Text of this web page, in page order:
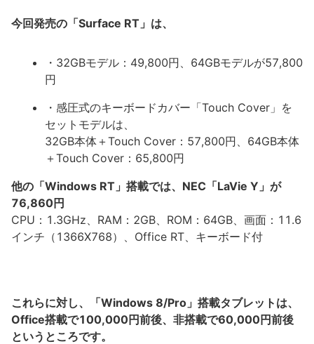
今回発売の「Surface RT」は、
・32GBモデル：49,800円、64GBモデルが57,800
円
・感圧式のキーボードカバー「Touch Cover」を
セットモデルは、
32GB本体＋Touch Cover：57,800円、64GB本体
＋Touch Cover：65,800円
他の「Windows RT」搭載では、NEC「LaVie Y」が
76,860円
CPU：1.3GHz、RAM：2GB、ROM：64GB、画面：11.6
インチ（1366X768）、Office RT、キーボード付
これらに対し、「Windows 8/Pro」搭載タブレットは、
Office搭載で100,000円前後、非搭載で60,000円前後
というところです。